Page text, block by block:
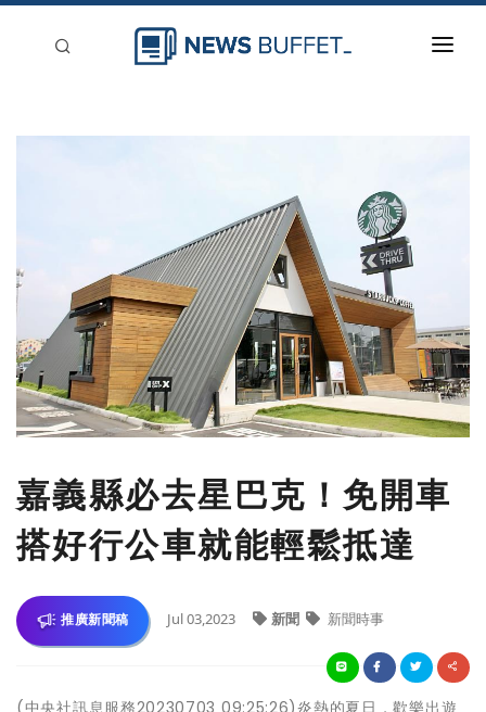
嘉義縣必去星巴克！免開車
搭好行公車就能輕鬆抵達
推廣新聞稿 Jul 03,2023 新聞 新聞時事
(中央社訊息服務20230703 09:25:26)炎熱的夏日，歡樂出遊